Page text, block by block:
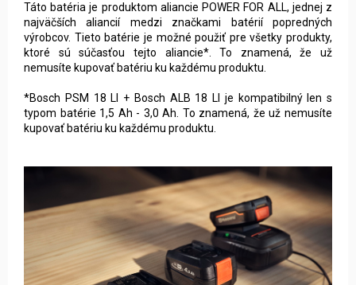
Táto batéria je produktom aliancie POWER FOR ALL, jednej z
najväčších aliancií medzi značkami batérií popredných
výrobcov. Tieto batérie je možné použiť pre všetky produkty,
ktoré sú súčasťou tejto aliancie*. To znamená, že už
nemusíte kupovať batériu ku každému produktu.
*Bosch PSM 18 LI + Bosch ALB 18 LI je kompatibilný len s
typom batérie 1,5 Ah - 3,0 Ah. To znamená, že už nemusíte
kupovať batériu ku každému produktu.